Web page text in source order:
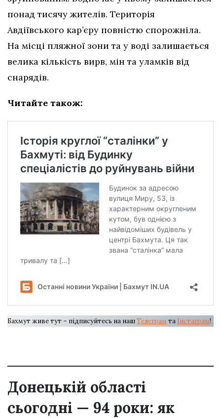
понад тисячу жителів. Територія
Авдіївського кар’єру повністю спорожніла.
На місці пляжної зони та у воді залишається
велика кількість вирв, мін та уламків від
снарядів.
Читайте також:
Бахмут живе тут – підписуйтесь на нашТелеграм та Інстаграм!
Донецькій області
сьогодні — 94 роки: як